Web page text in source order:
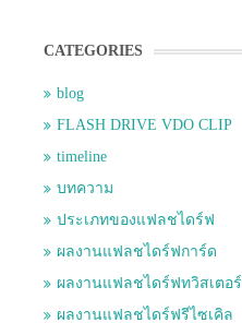
CATEGORIES
blog
FLASH DRIVE VDO CLIP
timeline
บทความ
ประเภทของแฟลชไดร์ฟ
ผลงานแฟลชไดร์ฟการ์ด
ผลงานแฟลชไดร์ฟทวิสเตอร์
ผลงานแฟลชไดร์ฟรีไซเคิล